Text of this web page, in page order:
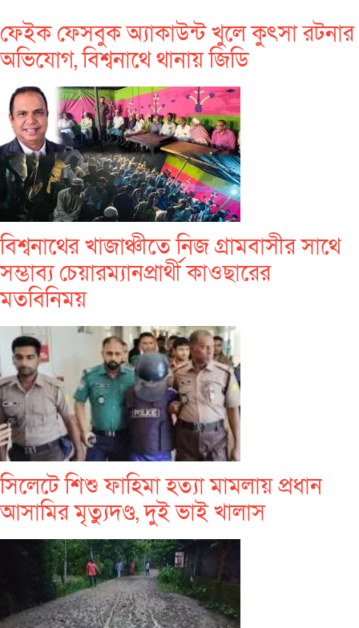
ফেইক ফেসবুক অ্যাকাউন্ট খুলে কুৎসা রটনার
অভিযোগ, বিশ্বনাথে থানায় জিডি
বিশ্বনাথের খাজাঞ্চীতে নিজ গ্রামবাসীর সাথে
সম্ভাব্য চেয়ারম্যানপ্রার্থী কাওছারের
মতবিনিময়
সিলেটে শিশু ফাহিমা হত্যা মামলায় প্রধান
আসামির মৃত্যুদণ্ড, দুই ভাই খালাস